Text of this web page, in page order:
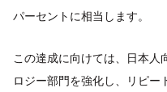
パーセントに相当します。
この達成に向けては、日本人
ロジー部門を強化し、リピー